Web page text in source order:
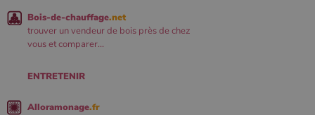
Bois-de-chauffage.net
trouver un vendeur de bois près de chez
vous et comparer...
ENTRETENIR
Alloramonage.fr